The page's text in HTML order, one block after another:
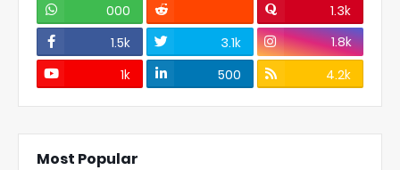
000
1.3k
1.5k
3.1k
1.8k
1k
500 4.2k
Most Popular